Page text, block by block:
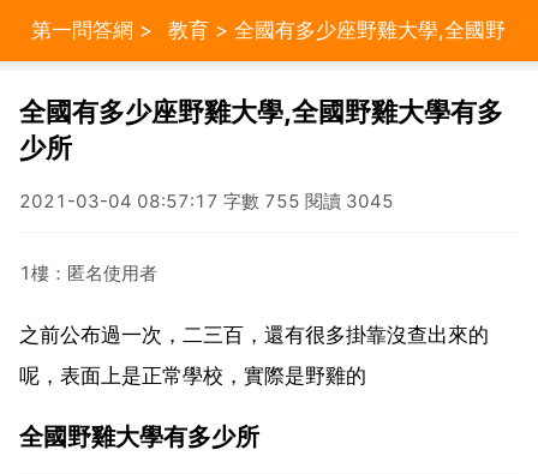
第一問答網 > 教育 > 全國有多少座野雞大學,全國野
全國有多少座野雞大學,全國野雞大學有多
少所
2021-03-04 08:57:17 字數 755 閱讀 3045
1樓：匿名使用者
之前公布過一次，二三百，還有很多掛靠沒查出來的
呢，表面上是正常學校，實際是野雞的
全國野雞大學有多少所